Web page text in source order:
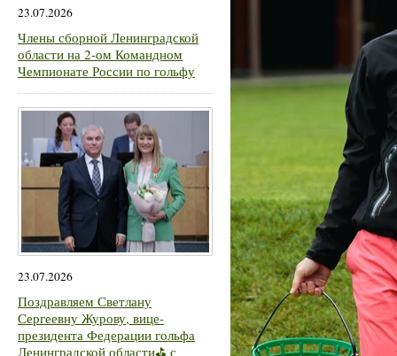
23.07.2026
Члены сборной Ленинградской
области на 2-ом Командном
Чемпионате России по гольфу
23.07.2026
Поздравляем Светлану
Сергеевну Журову, вице-
президента Федерации гольфа
Ленинградской области⛳ с